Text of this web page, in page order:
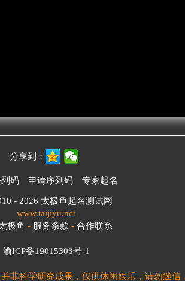
分享到：
码 申请序列码 专家起名
- 2026 太极鱼起名测试网
www.taijiyu.net
极鱼 - 服务条款 - 合作联系
渝ICP备19015303号-1
非科学研究成果，仅供休闲娱乐，请勿迷信